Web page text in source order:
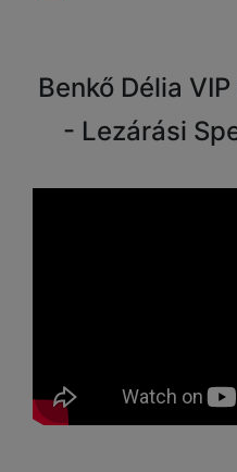
Benkő Délia
- Lezárási